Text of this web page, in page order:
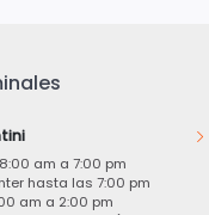
am a 7:00 pm
hasta las 7:00 pm
am a 2:00 pm